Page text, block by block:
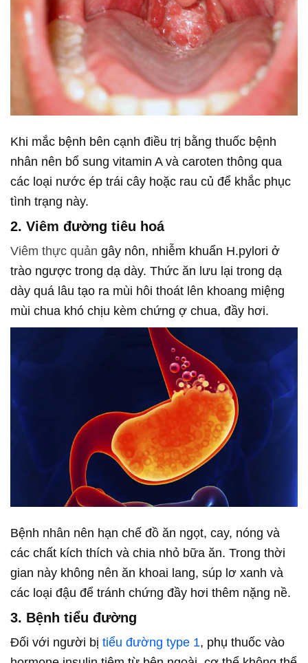
Khi mắc bệnh bên cạnh điều trị bằng thuốc bệnh
nhân nên bổ sung vitamin A và caroten thông qua
các loại nước ép trái cây hoặc rau củ để khắc phục
tình trạng này.
2. Viêm đường tiêu hoá
Viêm thực quản gây nôn, nhiễm khuẩn H.pylori ở
trào ngược trong dạ dày. Thức ăn lưu lại trong dạ
dày quá lâu tạo ra mùi hôi thoát lên khoang miệng
mùi chua khó chịu kèm chứng ợ chua, đầy hơi.
Bệnh nhân nên hạn chế đồ ăn ngọt, cay, nóng và
các chất kích thích và chia nhỏ bữa ăn. Trong thời
gian này không nên ăn khoai lang, súp lơ xanh và
các loại đậu để tránh chứng đầy hơi thêm nặng nề.
3. Bệnh tiểu đường
Đối với người bị tiểu đường type 1, phụ thuốc vào